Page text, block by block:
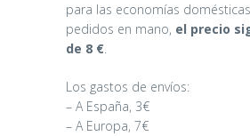
para las economías
pedidos en mano, el precio
de 8 €.
Los gastos de envíos:
– A España, 3€
– A Europa, 7€